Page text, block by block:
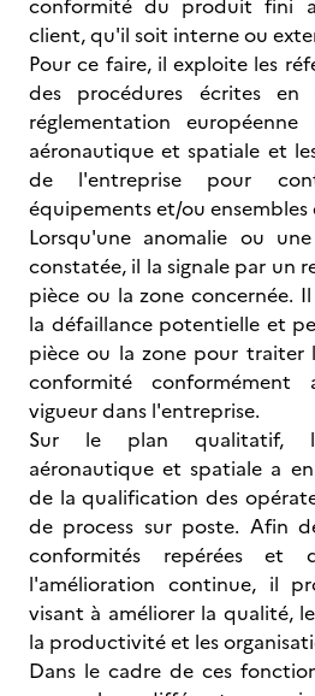
conformité du produit fini
client, qu'il soit interne ou
Pour ce faire, il exploite les
des procédures écrites
réglementation
aéronautique et spatiale et
de l'entreprise pour
équipements et/ou ensembles
Lorsqu'une anomalie ou
constatée, il la signale par un
pièce ou la zone concernée.
la défaillance potentielle et
pièce ou la zone pour traiter
conformité conformément
vigueur dans l'entreprise.
Sur le plan qualitatif,
aéronautique et spatiale a
de la qualification des
de process sur poste. Afin
conformités repérées
l'amélioration continue, il
visant à améliorer la qualité,
la productivité et les
Dans le cadre de ces